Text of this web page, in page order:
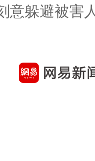
意躲避被害